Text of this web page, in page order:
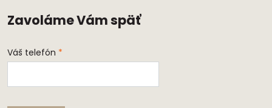
Zavoláme Vám späť
Váš telefón *